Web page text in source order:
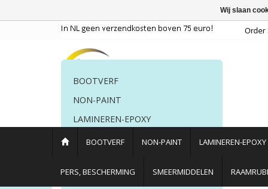
BOOTVERF NON-PAINT LAMINEREN-EPOXY
PERS, BESCHERMING SMEERMIDDELEN
BOOTVERF
NON-PAINT
LAMINEREN-EPOXY
POETSMIDDELEN
LIJM EN KIT
Wij slaan